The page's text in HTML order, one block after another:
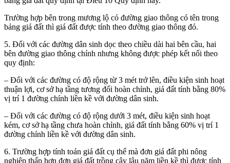
Trường hợp bên trong mương lộ có đường giao thông có tên trong
bảng giá đất thì giá đất được tính theo đường giao thông đó.
5. Đối với các đường dân sinh dọc theo chiều dài hai bên cầu, hai
bên đường giao thông chính nhưng không được phép kết nối theo
quy định:
– Đối với các đường có độ rộng từ 3 mét trở lên, điều kiện sinh hoạt
thuận lợi, cơ sở hạ tầng tương đối hoàn chỉnh, giá đất tính bằng 80%
vị trí 1 đường chính liền kề với đường dân sinh.
– Đối với các đường có độ rộng dưới 3 mét, điều kiện sinh hoạt
kém, cơ sở hạ tầng chưa hoàn chỉnh, giá đất tính bằng 60% vị trí 1
đường chính liền kề với đường dân sinh.
6. Trường hợp tính toán giá đất cụ thể mà đơn giá đất phi nông
nghiệp thấp hơn đơn giá đất trồng cây lâu năm liền kề thì được tính